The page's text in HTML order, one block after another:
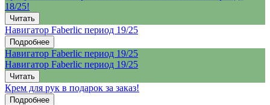
18/25!
Читать
Навигатор Faberlic период 19/25
Подробнее
Навигатор Faberlic период 19/25
Навигатор Faberlic период 19/25
Читать
Крем для рук в подарок за заказ!
Подробнее